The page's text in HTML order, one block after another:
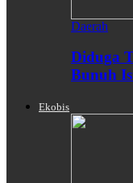
Daerah
Diduga
Bunuh
Ekobis